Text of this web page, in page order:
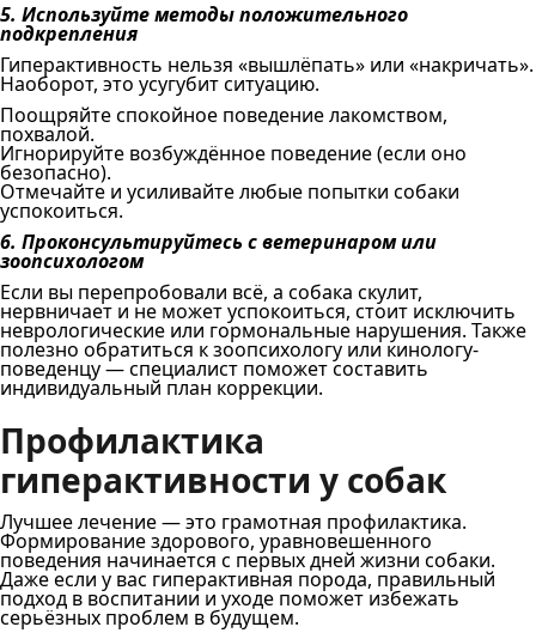
5. Используйте методы положительного
подкрепления
Гиперактивность нельзя «вышлёпать» или «накричать».
Наоборот, это усугубит ситуацию.
Поощряйте спокойное поведение лакомством,
похвалой.
Игнорируйте возбуждённое поведение (если оно
безопасно).
Отмечайте и усиливайте любые попытки собаки
успокоиться.
6. Проконсультируйтесь с ветеринаром или
зоопсихологом
Если вы перепробовали всё, а собака скулит,
нервничает и не может успокоиться, стоит исключить
неврологические или гормональные нарушения. Также
полезно обратиться к зоопсихологу или кинологу-
поведенцу — специалист поможет составить
индивидуальный план коррекции.
Профилактика
гиперактивности у собак
Лучшее лечение — это грамотная профилактика.
Формирование здорового, уравновешенного
поведения начинается с первых дней жизни собаки.
Даже если у вас гиперактивная порода, правильный
подход в воспитании и уходе поможет избежать
серьёзных проблем в будущем.